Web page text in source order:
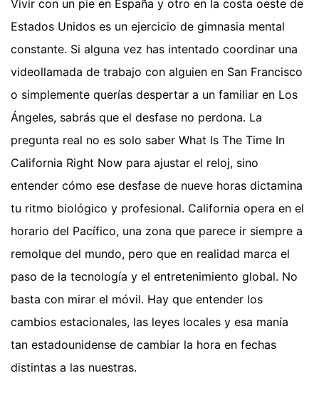
Vivir con un pie en España y otro en la costa oeste de
Estados Unidos es un ejercicio de gimnasia mental
constante. Si alguna vez has intentado coordinar una
videollamada de trabajo con alguien en San Francisco
o simplemente querías despertar a un familiar en Los
Ángeles, sabrás que el desfase no perdona. La
pregunta real no es solo saber What Is The Time In
California Right Now para ajustar el reloj, sino
entender cómo ese desfase de nueve horas dictamina
tu ritmo biológico y profesional. California opera en el
horario del Pacífico, una zona que parece ir siempre a
remolque del mundo, pero que en realidad marca el
paso de la tecnología y el entretenimiento global. No
basta con mirar el móvil. Hay que entender los
cambios estacionales, las leyes locales y esa manía
tan estadounidense de cambiar la hora en fechas
distintas a las nuestras.